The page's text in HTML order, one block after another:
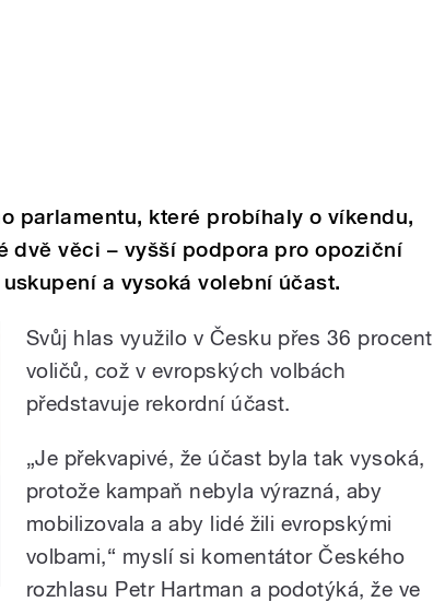
parlamentu, které probíhaly o víkendu,
dvě věci – vyšší podpora pro opoziční
a vysoká volební účast.
Svůj hlas využilo v Česku přes 36 procent
voličů, což v evropských volbách
představuje rekordní účast.
„Je překvapivé, že účast byla tak vysoká,
protože kampaň nebyla výrazná, aby
mobilizovala a aby lidé žili evropskými
volbami,“ myslí si komentátor Českého
rozhlasu Petr Hartman a podotýká, že ve